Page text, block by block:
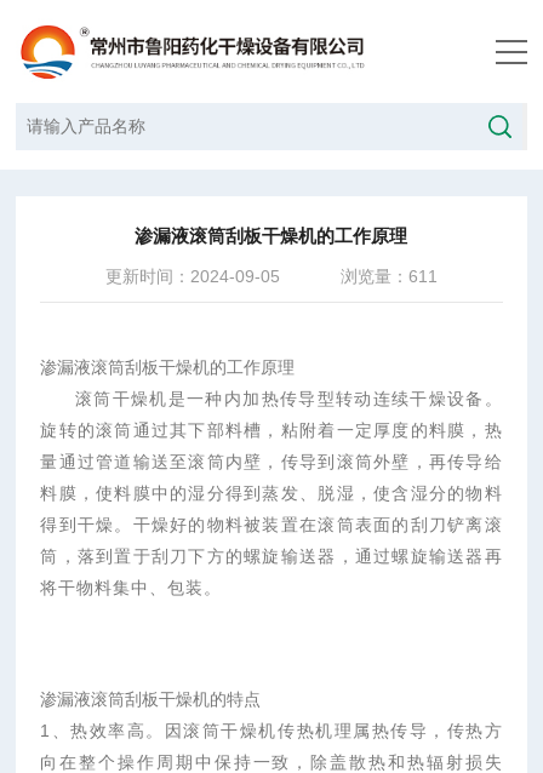
渗漏液滚筒刮板干燥机的工作原理
更新时间：2024-09-05 浏览量：611
渗漏液滚筒刮板干燥机的工作原理
滚筒干燥机是一种内加热传导型转动连续干燥设备。
旋转的滚筒通过其下部料槽，粘附着一定厚度的料膜，热
量通过管道输送至滚筒内壁，传导到滚筒外壁，再传导给
料膜，使料膜中的湿分得到蒸发、脱湿，使含湿分的物料
得到干燥。干燥好的物料被装置在滚筒表面的刮刀铲离滚
筒，落到置于刮刀下方的螺旋输送器，通过螺旋输送器再
将干物料集中、包装。
渗漏液滚筒刮板干燥机的特点
1、热效率高。因滚筒干燥机传热机理属热传导，传热方
向在整个操作周期中保持一致，除盖散热和热辐射损失